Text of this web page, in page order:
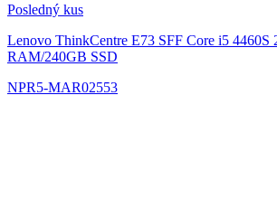
Posledný kus
Lenovo ThinkCentre E73 SFF Core i5 4460S
RAM/240GB SSD
NPR5-MAR02553